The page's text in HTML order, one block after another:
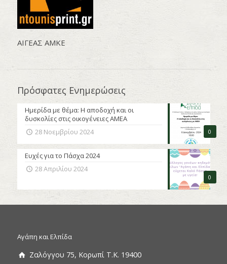
AΙΓΕΑΣ ΑΜΚΕ
Πρόσφατες Ενημερώσεις
0
Ημερίδα με θέμα: Η αποδοχή και οι
δυσκολίες στις οικογένειες ΑΜΕΑ
28 Νοεμβρίου 2024
0
Ευχές για το Πάσχα 2024
28 Απριλίου 2024
Αγάπη και Ελπίδα
Ζαλόγγου 75, Κορωπί Τ.Κ. 19400